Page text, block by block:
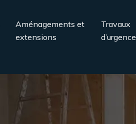
Aménagements et
extensions
Travaux
d’urgence